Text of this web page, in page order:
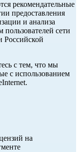
рекомендательные
предоставления
и анализа
сети
Российской
с тем, что мы
с использованием
на